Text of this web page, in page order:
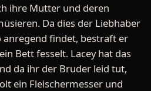
ihre Mutter und deren
Da dies der Liebhaber
findet, bestraft er
Bett fesselt. Lacey hat das
da ihr der Bruder leid tut,
ein Fleischermesser und